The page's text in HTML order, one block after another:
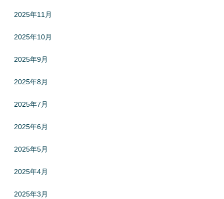
2025年11月
2025年10月
2025年9月
2025年8月
2025年7月
2025年6月
2025年5月
2025年4月
2025年3月